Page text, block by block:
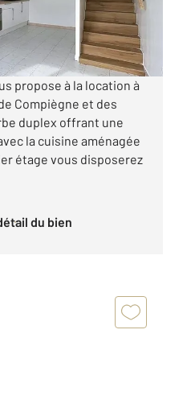
propose à la location à
Compiègne et des
duplex offrant une
la cuisine aménagée
étage vous disposerez
du bien